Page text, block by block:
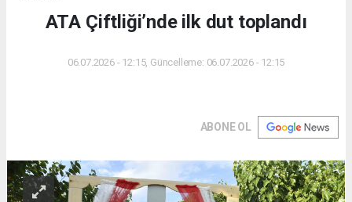
ATA Çiftliği’nde ilk dut toplandı
06.07.2026 - 12:15, Güncelleme: 06.07.2026 - 12:15
ABONE OL